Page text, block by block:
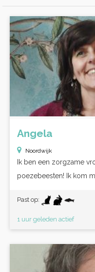
Angela
Noordwijk
Ik ben een zorgzame
poezebeesten! Ik kom
Past op:
1 uur geleden actief